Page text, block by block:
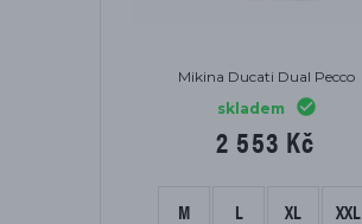
Mikina Ducati Dual Pecco
skladem
2 553 Kč
M L XL XXL